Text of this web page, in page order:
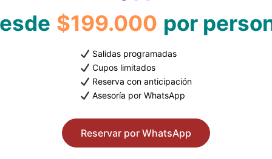
$199.000 por
Salidas programadas
Cupos limitados
Reserva con anticipación
Asesoría por WhatsApp
Reservar por WhatsApp